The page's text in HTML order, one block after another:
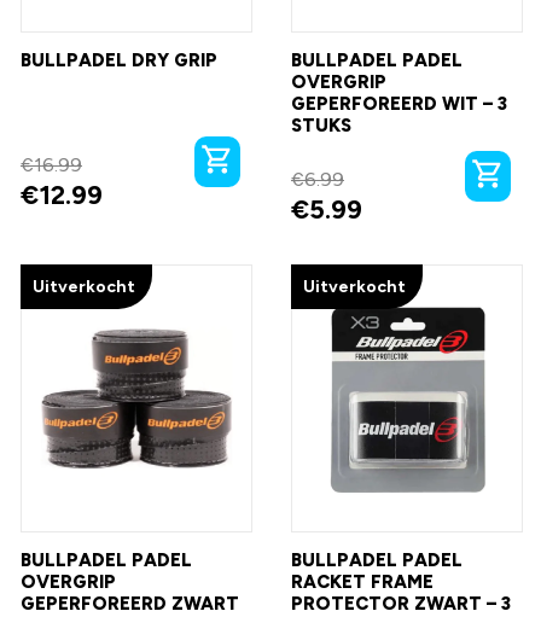
BULLPADEL DRY GRIP
€16.99
€12.99
BULLPADEL PADEL
OVERGRIP
GEPERFOREERD WIT – 3
STUKS
€6.99
€5.99
Uitverkocht
BULLPADEL PADEL
OVERGRIP
GEPERFOREERD ZWART
Uitverkocht
BULLPADEL PADEL
RACKET FRAME
PROTECTOR ZWART – 3